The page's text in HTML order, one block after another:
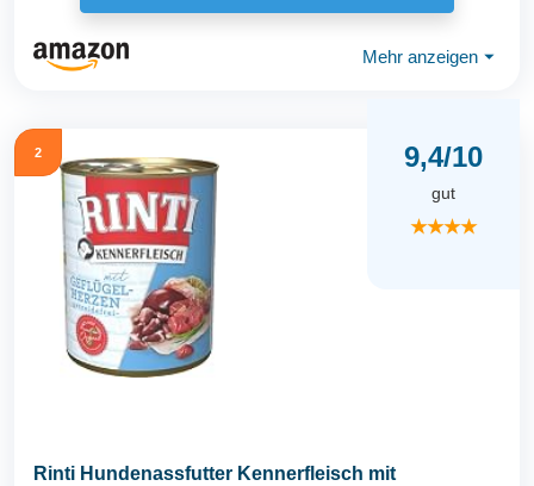
Mehr anzeigen ⏷
2 9,4/10
gut
★★★★
Rinti Hundenassfutter Kennerfleisch mit